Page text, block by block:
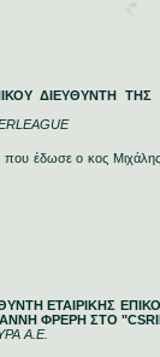
ΔΙΕΥΘΥΝΤΗ ΤΗΣ
έδωσε ο κος
ΕΤΑΙΡΙΚΗΣ
ΦΡΕΡΗ ΣΤΟ
Α.Ε.